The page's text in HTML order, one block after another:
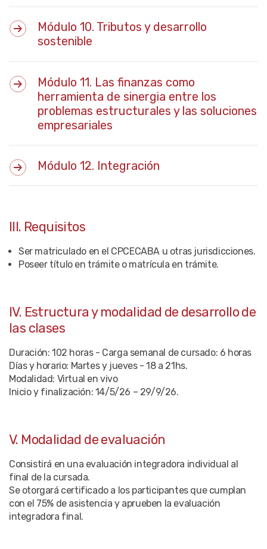
Módulo 10. Tributos y desarrollo
sostenible
Módulo 11. Las finanzas como
herramienta de sinergia entre los
problemas estructurales y las soluciones
empresariales
Módulo 12. Integración
III. Requisitos
Ser matriculado en el CPCECABA u otras jurisdicciones.
Poseer título en trámite o matrícula en trámite.
IV. Estructura y modalidad de desarrollo de
las clases
Duración: 102 horas - Carga semanal de cursado: 6 horas
Días y horario: Martes y jueves - 18 a 21hs.
Modalidad: Virtual en vivo
Inicio y finalización: 14/5/26 – 29/9/26.
V. Modalidad de evaluación
Consistirá en una evaluación integradora individual al
final de la cursada.
Se otorgará certificado a los participantes que cumplan
con el 75% de asistencia y aprueben la evaluación
integradora final.